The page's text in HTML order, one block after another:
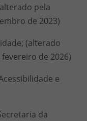
pela
de 2023)
(alterado
fevereiro de 2026)
e
da